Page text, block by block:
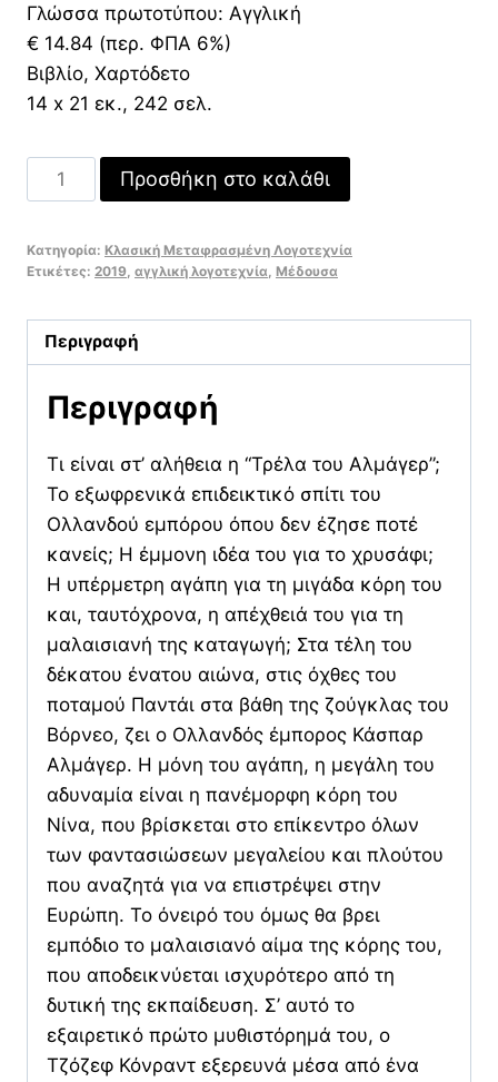
Γλώσσα πρωτοτύπου: Αγγλική
€ 14.84 (περ. ΦΠΑ 6%)
Βιβλίο, Χαρτόδετο
14 x 21 εκ., 242 σελ.
Τρέλα
Αλμάγερ
ιστορία
ενός
ποσότητα
Προσθήκη στο καλάθι
Κατηγορία: Κλασική Μεταφρασμένη Λογοτεχνία
Ετικέτες: 2019 αγγλική λογοτεχνία Μέδουσα
Περιγραφή
Περιγραφή
Τι είναι στ’ αλήθεια η “Τρέλα του Αλμάγερ”;
Το εξωφρενικά επιδεικτικό σπίτι του
Ολλανδού εμπόρου όπου δεν έζησε ποτέ
κανείς; Η έμμονη ιδέα του για το χρυσάφι;
Η υπέρμετρη αγάπη για τη μιγάδα κόρη του
και, ταυτόχρονα, η απέχθειά του για τη
μαλαισιανή της καταγωγή; Στα τέλη του
δέκατου ένατου αιώνα, στις όχθες του
ποταμού Παντάι στα βάθη της ζούγκλας του
Βόρνεο, ζει ο Ολλανδός έμπορος Κάσπαρ
Αλμάγερ. Η μόνη του αγάπη, η μεγάλη του
αδυναμία είναι η πανέμορφη κόρη του
Νίνα, που βρίσκεται στο επίκεντρο όλων
των φαντασιώσεων μεγαλείου και πλούτου
που αναζητά για να επιστρέψει στην
Ευρώπη. Το όνειρό του όμως θα βρει
εμπόδιο το μαλαισιανό αίμα της κόρης του,
που αποδεικνύεται ισχυρότερο από τη
δυτική της εκπαίδευση. Σ’ αυτό το
εξαιρετικό πρώτο μυθιστόρημά του, ο
Τζόζεφ Κόνραντ εξερευνά μέσα από ένα